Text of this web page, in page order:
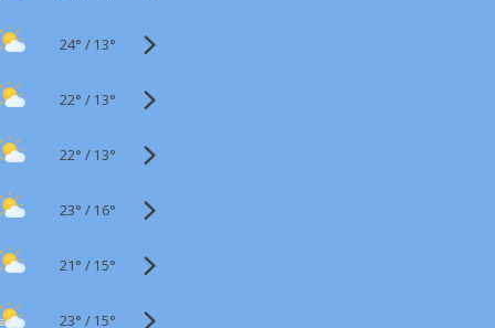
24° / 13°
22° / 13°
22° / 13°
23° / 16°
21° / 15°
23° / 15°